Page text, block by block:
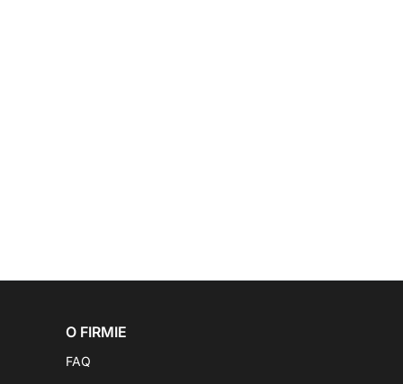
O FIRMIE
FAQ